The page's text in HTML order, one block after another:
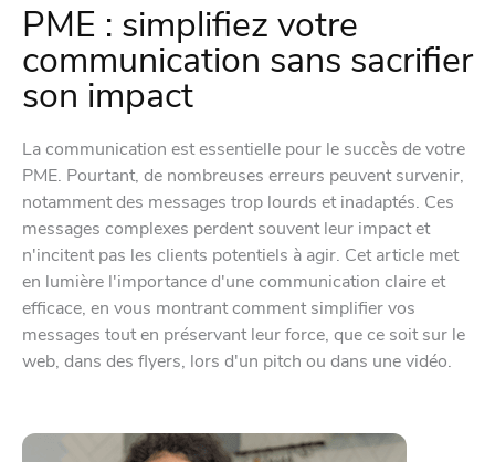
PME : simplifiez votre
communication sans sacrifier
son impact
La communication est essentielle pour le succès de votre
PME. Pourtant, de nombreuses erreurs peuvent survenir,
notamment des messages trop lourds et inadaptés. Ces
messages complexes perdent souvent leur impact et
n'incitent pas les clients potentiels à agir. Cet article met
en lumière l'importance d'une communication claire et
efficace, en vous montrant comment simplifier vos
messages tout en préservant leur force, que ce soit sur le
web, dans des flyers, lors d'un pitch ou dans une vidéo.